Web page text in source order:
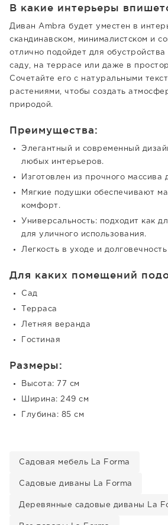
В какие интерьеры
Диван Ambra будет уместен в
скандинавском, минималистском и
отлично подойдет для
саду, на террасе или даже в
Сочетайте его с натуральными
растениями, чтобы создать
природой.
Преимущества:
Элегантный и современный
любых интерьеров.
Изготовлен из прочного массива
Мягкие подушки обеспечивают
комфорт.
Универсальность: подходит как
для уличного использования.
Легкость в уходе и
Для каких помещений
Сад
Терраса
Летняя веранда
Гостиная
Размеры:
Высота: 77 см
Ширина: 249 см
Глубина: 85 см
Садовая мебель La Forma
Садовые диваны La Forma
Деревянные садовые диваны La